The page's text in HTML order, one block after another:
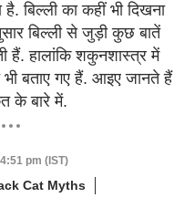
है. बिल्ली का कहीं भी दिखना
बिल्ली से जुड़ी कुछ बातें
हैं. हालांकि शकुनशास्त्र में
बताए गए हैं. आइए जानते हैं
के बारे में.
pm (IST)
Cat Myths